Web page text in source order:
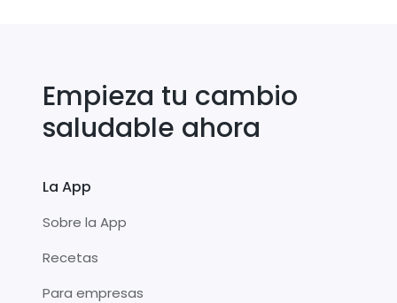
Empieza tu cambio
saludable ahora
La App
Sobre la App
Recetas
Para empresas